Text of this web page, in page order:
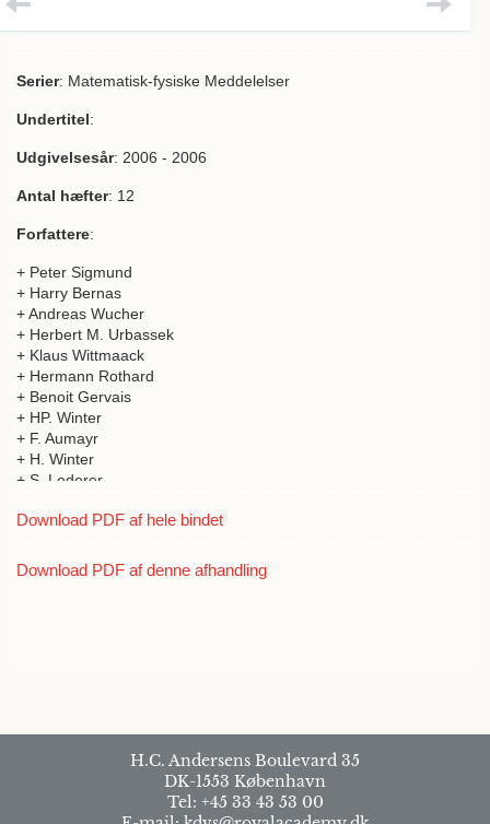
Serier: Matematisk-fysiske Meddelelser
Undertitel:
Udgivelsesår: 2006 - 2006
Antal hæfter: 12
Forfattere:
+ Peter Sigmund
+ Harry Bernas
+ Andreas Wucher
+ Herbert M. Urbassek
+ Klaus Wittmaack
+ Hermann Rothard
+ Benoit Gervais
+ HP. Winter
+ F. Aumayr
+ H. Winter
+ S. Lederer
+ J.P. Gauyacq
+ U.I. Uggerhøj
Download PDF af hele bindet
Download PDF af denne afhandling
H.C. Andersens Boulevard 35
DK-1553 København
Tel: +45 33 43 53 00